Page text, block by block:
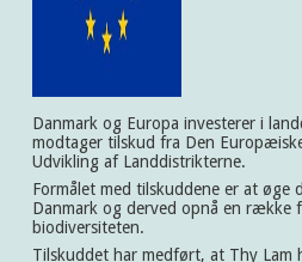
Danmark og Europa investerer i
modtager tilskud fra Den
Udvikling af Landdistrikterne.
Formålet med tilskuddene er at øge
Danmark og derved opnå en række
biodiversiteten.
Tilskuddet har medført, at Thy